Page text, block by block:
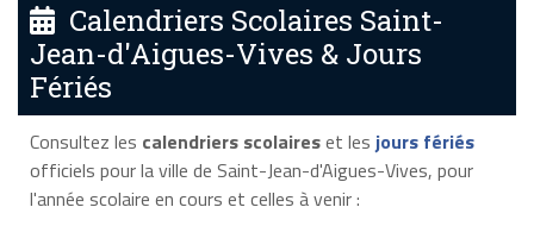
Calendriers Scolaires Saint-
Jean-d'Aigues-Vives & Jours
Fériés
Consultez les calendriers scolaireset les jours fériés
officiels pour la ville de Saint-Jean-d'Aigues-Vives, pour
l'année scolaire en cours et celles à venir :